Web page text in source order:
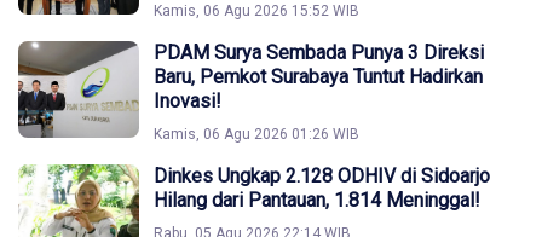
Kamis, 06 Agu 2026 15:52 WIB
PDAM Surya Sembada Punya 3 Direksi
Baru, Pemkot Surabaya Tuntut Hadirkan
Inovasi!
Kamis, 06 Agu 2026 01:26 WIB
Dinkes Ungkap 2.128 ODHIV di Sidoarjo
Hilang dari Pantauan, 1.814 Meninggal!
Rabu, 05 Agu 2026 22:14 WIB